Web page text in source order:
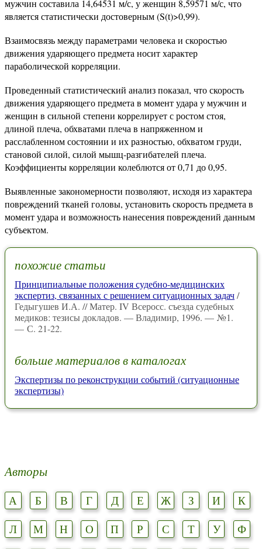
мужчин составила 14,64531 м/с, у женщин 8,59571 м/с, что
является статистически достоверным (S(t)>0,99).
Взаимосвязь между параметрами человека и скоростью
движения ударяющего предмета носит характер
параболической корреляции.
Проведенный статистический анализ показал, что скорость
движения ударяющего предмета в момент удара у мужчин и
женщин в сильной степени коррелирует с ростом стоя,
длиной плеча, обхватами плеча в напряженном и
расслабленном состоянии и их разностью, обхватом груди,
становой силой, силой мышц-разгибателей плеча.
Коэффициенты корреляции колеблются от 0,71 до 0,95.
Выявленные закономерности позволяют, исходя из характера
повреждений тканей головы, установить скорость предмета в
момент удара и возможность нанесения повреждений данным
субъектом.
похожие статьи
Принципиальные положения судебно-медицинских
экспертиз, связанных с решением ситуационных задач/
Гедыгушев И.А. // Матер. IV Всеросс. съезда судебных
медиков: тезисы докладов. — Владимир, 1996. — №1.
— С. 21-22.
больше материалов в каталогах
Экспертизы по реконструкции событий (ситуационные
экспертизы)
Авторы
А Б В Г Д Е Ж З И
К
Л
М Н О П Р С Т У
Ф